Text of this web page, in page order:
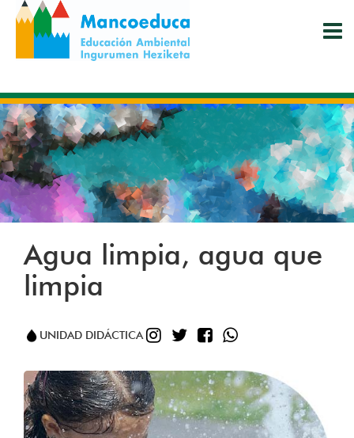
Pasar
contenido
principal
Agua limpia, agua que
limpia
UNIDAD DIDÁCTICA